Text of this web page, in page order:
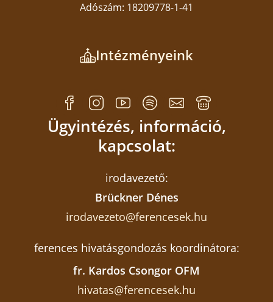
Adószám: 18209778-1-41
Intézményeink
Ügyintézés, információ,
kapcsolat:
irodavezető:
Brückner Dénes
irodavezeto@ferencesek.hu
ferences hivatásgondozás koordinátora:
fr. Kardos Csongor OFM
hivatas@ferencesek.hu